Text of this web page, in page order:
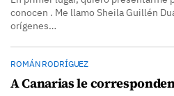
conocen . Me llamo Sheila Guillén
orígenes…
ROMÁN RODRÍGUEZ
A Canarias le